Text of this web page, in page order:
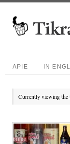
APIE IN
Currently viewing the